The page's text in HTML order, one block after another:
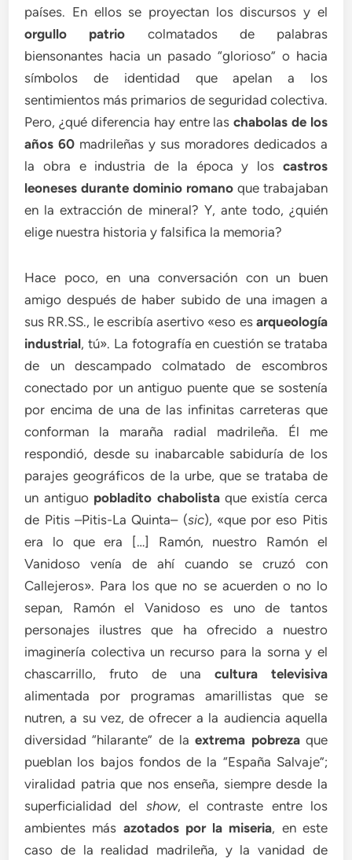
países. En ellos se proyectan los discursos y el
orgullo patrio colmatados de palabras
biensonantes hacia un pasado “glorioso” o hacia
símbolos de identidad que apelan a los
sentimientos más primarios de seguridad colectiva.
Pero, ¿qué diferencia hay entre laschabolas de los
años 60 madrileñas y sus moradores dedicados a
la obra e industria de la época y los castros
leoneses durante dominio romanoque trabajaban
en la extracción de mineral? Y, ante todo, ¿quién
elige nuestra historia y falsifica la memoria?
Hace poco, en una conversación con un buen
amigo después de haber subido de una imagen a
sus RR.SS., le escribía asertivo «eso es arqueología
industrial, tú». La fotografía en cuestión se trataba
de un descampado colmatado de escombros
conectado por un antiguo puente que se sostenía
por encima de una de las infinitas carreteras que
conforman la maraña radial madrileña. Él me
respondió, desde su inabarcable sabiduría de los
parajes geográficos de la urbe, que se trataba de
un antiguo pobladito chabolistaque existía cerca
de Pitis –Pitis-La Quinta– (sic), «que por eso Pitis
era lo que era […] Ramón, nuestro Ramón el
Vanidoso venía de ahí cuando se cruzó con
Callejeros». Para los que no se acuerden o no lo
sepan, Ramón el Vanidoso es uno de tantos
personajes ilustres que ha ofrecido a nuestro
imaginería colectiva un recurso para la sorna y el
chascarrillo, fruto de una cultura televisiva
alimentada por programas amarillistas que se
nutren, a su vez, de ofrecer a la audiencia aquella
diversidad “hilarante” de laextrema pobrezaque
pueblan los bajos fondos de la “España Salvaje”;
viralidad patria que nos enseña, siempre desde la
superficialidad del show, el contraste entre los
ambientes más azotados por la miseria, en este
caso de la realidad madrileña, y la vanidad de